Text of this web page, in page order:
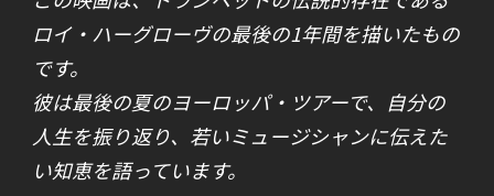
ロイ・ハーグローヴの最後の1年間を描いたもの
です。
彼は最後の夏のヨーロッパ・ツアーで、自分の
人生を振り返り、若いミュージシャンに伝えた
い知恵を語っています。